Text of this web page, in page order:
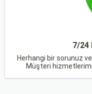
7/24
Herhangi bir sorunuz
Müşteri